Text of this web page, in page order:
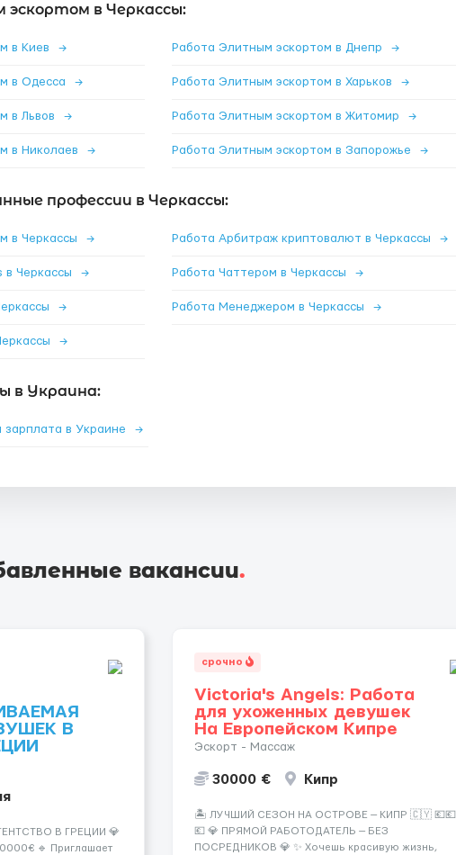
в Черкассы:
в Киев → Работа Элитным эскортом в Днепр →
в Одесса → Работа Элитным эскортом в Харьков →
в Львов → Работа Элитным эскортом в Житомир →
в Николаев → Работа Элитным эскортом в Запорожье →
профессии в Черкассы:
в Черкассы → Работа Арбитраж криптовалют в Черкассы →
Черкассы → Работа Чаттером в Черкассы →
→ Работа Менеджером в Черкассы →
→
в Украина:
зарплата в Украине →
вакансии.
В
В ГРЕЦИИ 💎
🔹 Приглашает
срочно
Victoria's Angels: Работа
для ухоженных девушек
На Европейском Кипре
Эскорт - Массаж
30000 € Кипр
🏝️ ЛУЧШИЙ СЕЗОН НА ОСТРОВЕ — КИПР 🇨🇾 💶💶
💶 💎 ПРЯМОЙ РАБОТОДАТЕЛЬ — БЕЗ
ПОСРЕДНИКОВ 💎 ✨ Хочешь красивую жизнь,